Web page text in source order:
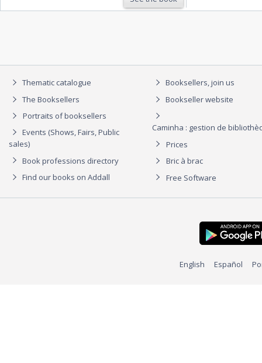
Thematic catalogue
The Booksellers
Portraits of booksellers
Events (Shows, Fairs, Public
sales)
Book professions directory
Find our books on Addall
Booksellers, join us
Bookseller website
Caminha : gestion de
Prices
Bric à brac
Free Software
English Español